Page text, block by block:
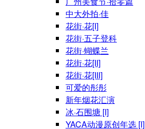
中大外拍·佳
花街·花[I]
花街·五子登科
花街·蝴蝶兰
花街·花[II]
花街·花[III]
可爱的彤彤
新年烟花汇演
冰·石围塘 [I]
YACA动漫原创年选 [I]